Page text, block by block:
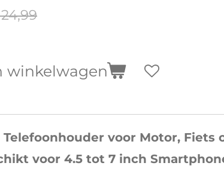
winkelwagen
voor Motor, Fiets
voor 4.5 tot 7 inch